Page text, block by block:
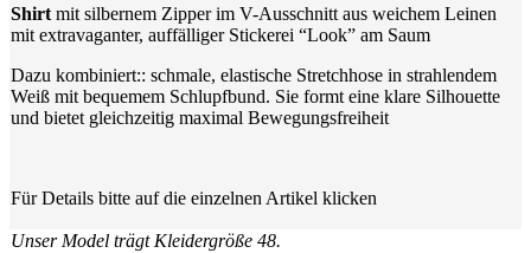
Shirtmit silbernem Zipper im V-Ausschnitt aus weichem Leinen
mit extravaganter, auffälliger Stickerei “Look” am Saum
Dazu kombiniert:: schmale, elastische Stretchhose in strahlendem
Weiß mit bequemem Schlupfbund. Sie formt eine klare Silhouette
und bietet gleichzeitig maximal Bewegungsfreiheit
Für Details bitte auf die einzelnen Artikel klicken
Unser Model trägt Kleidergröße 48.